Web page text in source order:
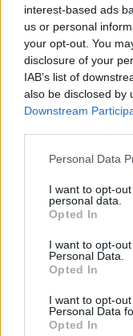
interest-based ads
us or personal
your opt-out. You
disclosure of your
IAB’s list of
also be disclosed by
Downstream
Please note that
not limited to your
grant or deny
use your data for
consent section.
Personal Data
I want to opt-
personal data.
Opted In
I want to opt-
Personal Data.
Opted In
I want to opt-
Personal Data
Opted In
Nyerj jegyet a
2017. 06. 18.|
Kool & the Gang,
Collective,
általad választott